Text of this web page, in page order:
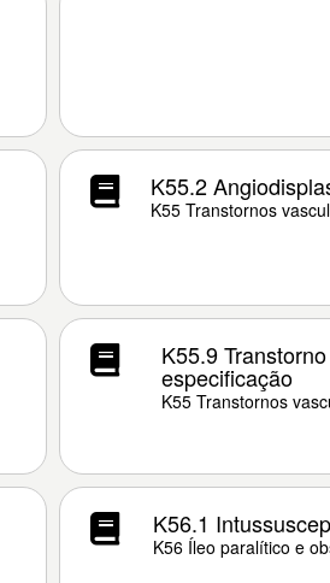
K55.2
K55 Transtornos
K55.9
especificação
K55 Transtornos
K56.1
K56 Íleo paralítico e